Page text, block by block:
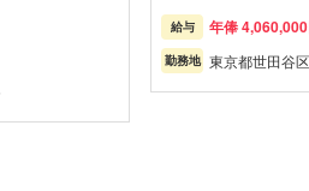
給与 年俸
勤務地 東京都世田谷